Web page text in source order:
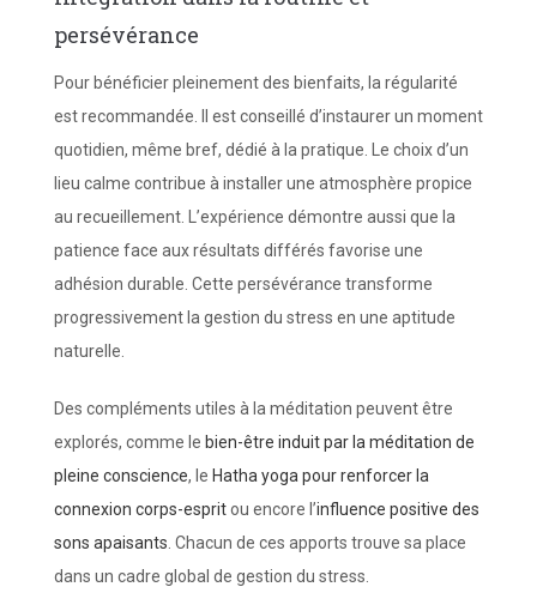
persévérance
Pour bénéficier pleinement des bienfaits, la régularité
est recommandée. Il est conseillé d’instaurer un moment
quotidien, même bref, dédié à la pratique. Le choix d’un
lieu calme contribue à installer une atmosphère propice
au recueillement. L’expérience démontre aussi que la
patience face aux résultats différés favorise une
adhésion durable. Cette persévérance transforme
progressivement la gestion du stress en une aptitude
naturelle.
Des compléments utiles à la méditation peuvent être
explorés, comme le bien-être induit par la méditation de
pleine conscience, le Hatha yoga pour renforcer la
connexion corps-espritou encore l’influence positive des
sons apaisants . Chacun de ces apports trouve sa place
dans un cadre global de gestion du stress.